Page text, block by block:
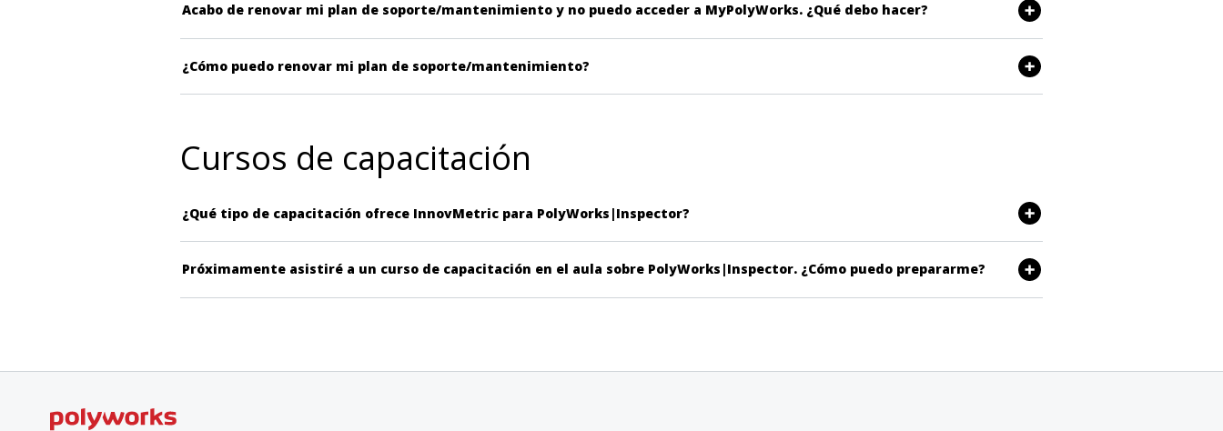
Acabo de renovar mi plan de soporte/mantenimiento y no puedo acceder a MyPolyWorks. ¿Qué debo hacer?
¿Cómo puedo renovar mi plan de soporte/mantenimiento?
Cursos de capacitación
¿Qué tipo de capacitación ofrece InnovMetric para PolyWorks|Inspector?
Próximamente asistiré a un curso de capacitación en el aula sobre PolyWorks|Inspector. ¿Cómo puedo prepararme?